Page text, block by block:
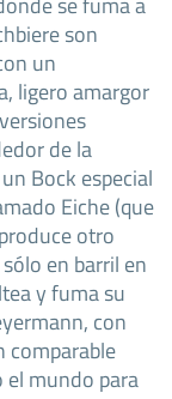
son
un
ligero amargor
de la
Bock especial
Eiche (que
otro
en barril en
y fuma su
con
comparable
el mundo para